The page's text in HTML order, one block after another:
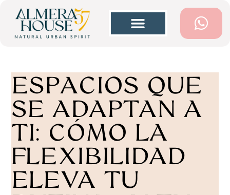
ESPACIOS QUE
SE ADAPTAN A
TI: CÓMO LA
FLEXIBILIDAD
ELEVA TU